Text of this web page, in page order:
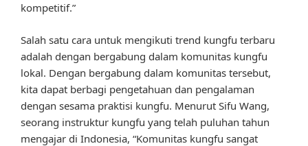
kompetitif.”
Salah satu cara untuk mengikuti trend kungfu terbaru
adalah dengan bergabung dalam komunitas kungfu
lokal. Dengan bergabung dalam komunitas tersebut,
kita dapat berbagi pengetahuan dan pengalaman
dengan sesama praktisi kungfu. Menurut Sifu Wang,
seorang instruktur kungfu yang telah puluhan tahun
mengajar di Indonesia, “Komunitas kungfu sangat